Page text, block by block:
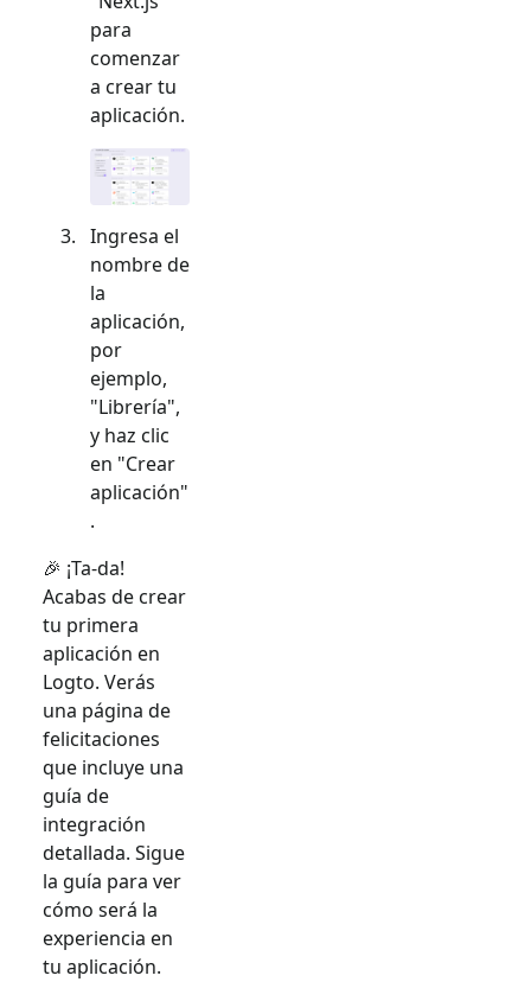
para
comenzar
a crear tu
aplicación.
Ingresa el
nombre de
la
aplicación,
por
ejemplo,
"Librería",
y haz clic
en "Crear
aplicación"
.
🎉 ¡Ta-da!
Acabas de crear
tu primera
aplicación en
Logto. Verás
una página de
felicitaciones
que incluye una
guía de
integración
detallada. Sigue
la guía para ver
cómo será la
experiencia en
tu aplicación.